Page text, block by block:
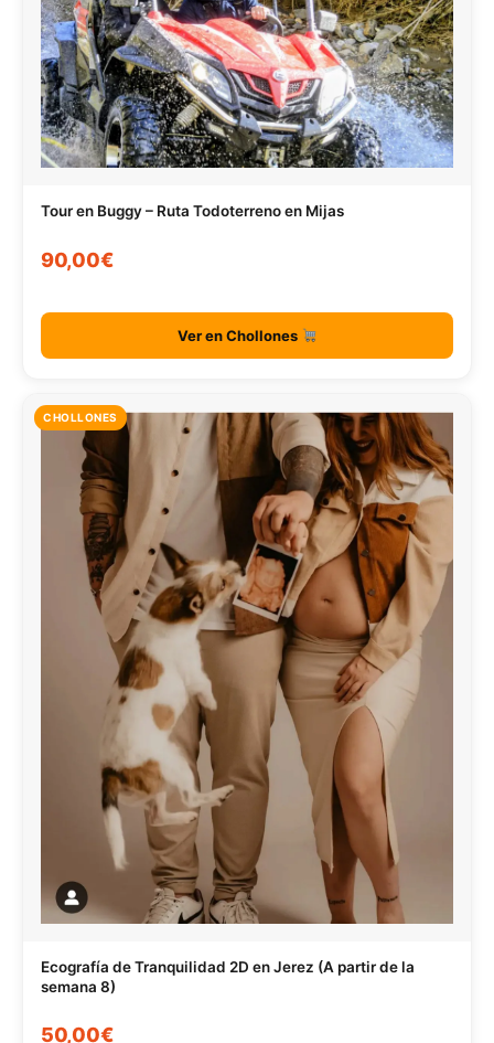
Tour en Buggy – Ruta Todoterreno en Mijas
90,00€
Ver en Chollones
CHOLLONES
Ecografía de Tranquilidad 2D en Jerez (A partir de la
semana 8)
50,00€